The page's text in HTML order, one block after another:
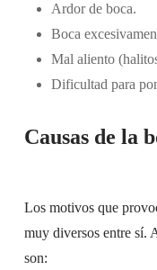
Ardor de boca.
Boca
Mal aliento
Dificultad para
Causas de la
Los motivos que
muy diversos entre sí.
son: